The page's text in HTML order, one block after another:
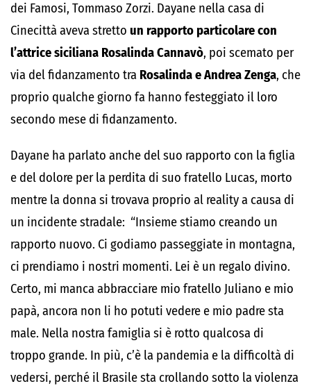
dei Famosi, Tommaso Zorzi. Dayane nella casa di
Cinecittà aveva stretto un rapporto particolare con
l’attrice siciliana Rosalinda Cannavò, poi scemato per
via del fidanzamento tra Rosalinda e Andrea Zenga, che
proprio qualche giorno fa hanno festeggiato il loro
secondo mese di fidanzamento.
Dayane ha parlato anche del suo rapporto con la figlia
e del dolore per la perdita di suo fratello Lucas, morto
mentre la donna si trovava proprio al reality a causa di
un incidente stradale: “Insieme stiamo creando un
rapporto nuovo. Ci godiamo passeggiate in montagna,
ci prendiamo i nostri momenti. Lei è un regalo divino.
Certo, mi manca abbracciare mio fratello Juliano e mio
papà, ancora non li ho potuti vedere e mio padre sta
male. Nella nostra famiglia si è rotto qualcosa di
troppo grande. In più, c’è la pandemia e la difficoltà di
vedersi, perché il Brasile sta crollando sotto la violenza